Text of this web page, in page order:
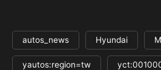
autos_news Hyundai
yautos:region=tw